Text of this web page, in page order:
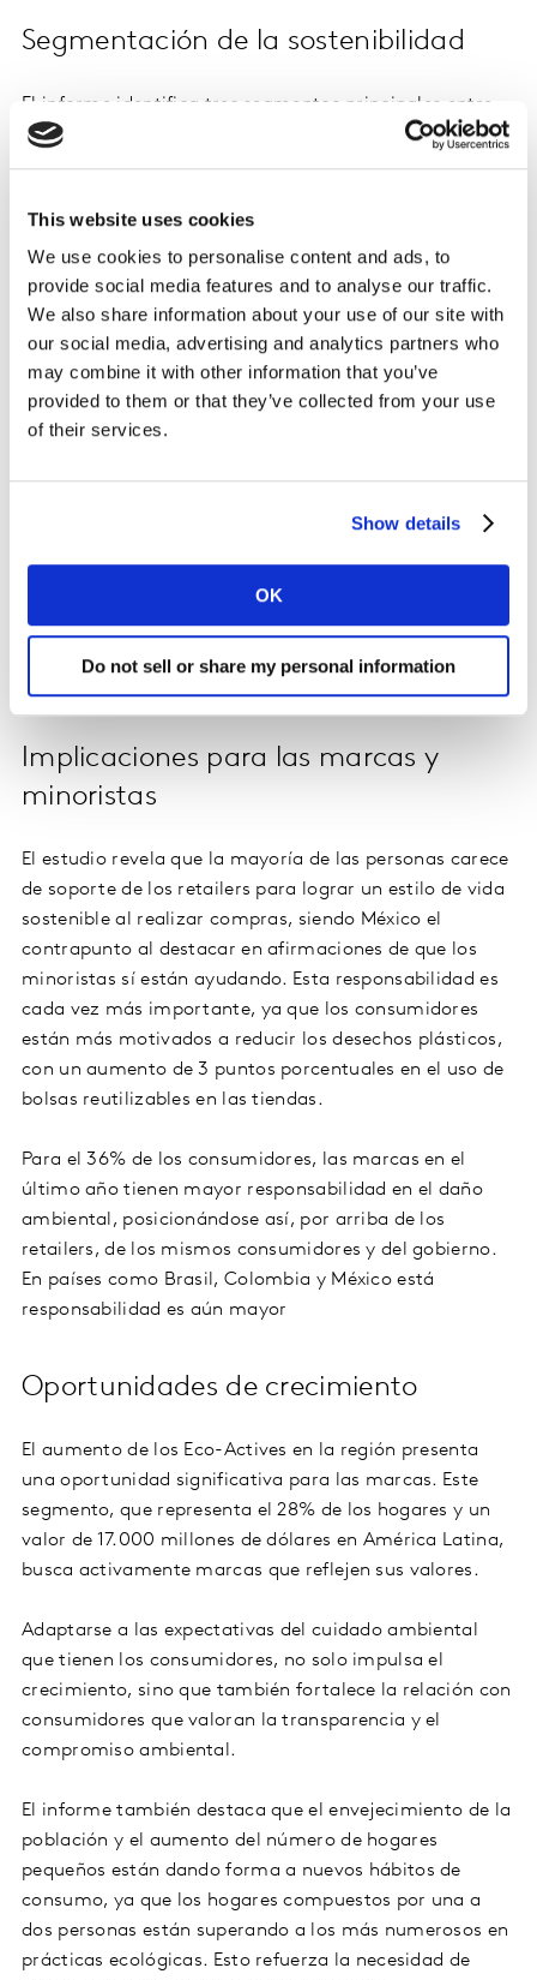
This website uses cookies
We use cookies to personalise content and ads, to
provide social media features and to analyse our traffic.
We also share information about your use of our site with
our social media, advertising and analytics partners who
may combine it with other information that you’ve
provided to them or that they’ve collected from your use
of their services.
Show details
OK
Do not sell or share my personal information
Segmentación de la sostenibilidad
El informe identifica tres segmentos principales entre
los consumidores:
sostenibilidad, toman acciones consistentes para
reducir su impacto ambiental y prefieren marcas
que utilizan envases reciclables o ingredientes
naturales.
Eco-Considerers: Aunque preocupados por el
medio ambiente, enfrentan barreras como el
precio y la conveniencia para adoptar hábitos
sostenibles.
Eco-Dismissers: Tienen poco o ningún interés en
acciones individuales marquen la diferencia.
El número de Eco-Actives creció 10 puntos porcentuales
versus 2023 - alcanzando 28% -, mientras los
Latinoamérica, comparado al 45% en el año anterior.
Implicaciones para las marcas y
minoristas
El estudio revela que la mayoría de las personas carece
de soporte de los retailers para lograr un estilo de vida
sostenible al realizar compras, siendo México el
contrapunto al destacar en afirmaciones de que los
minoristas sí están ayudando. Esta responsabilidad es
cada vez más importante, ya que los consumidores
están más motivados a reducir los desechos plásticos,
con un aumento de 3 puntos porcentuales en el uso de
bolsas reutilizables en las tiendas.
Para el 36% de los consumidores, las marcas en el
último año tienen mayor responsabilidad en el daño
ambiental, posicionándose así, por arriba de los
retailers, de los mismos consumidores y del gobierno.
En países como Brasil, Colombia y México está
responsabilidad es aún mayor
Oportunidades de crecimiento
El aumento de los Eco-Actives en la región presenta
una oportunidad significativa para las marcas. Este
segmento, que representa el 28% de los hogares y un
valor de 17.000 millones de dólares en América Latina,
busca activamente marcas que reflejen sus valores.
Adaptarse a las expectativas del cuidado ambiental
que tienen los consumidores, no solo impulsa el
crecimiento, sino que también fortalece la relación con
consumidores que valoran la transparencia y el
compromiso ambiental.
El informe también destaca que el envejecimiento de la
población y el aumento del número de hogares
pequeños están dando forma a nuevos hábitos de
consumo, ya que los hogares compuestos por una a
dos personas están superando a los más numerosos en
prácticas ecológicas. Esto refuerza la necesidad de